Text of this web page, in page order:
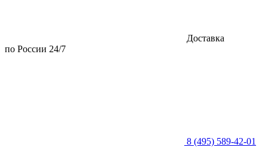
Доставка
по России 24/7
8 (495) 589-42-01